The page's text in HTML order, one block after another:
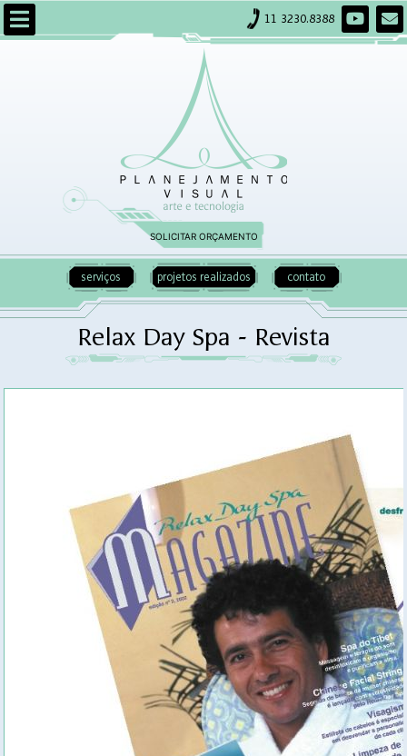
11 3230.8388
SOLICITAR ORÇAMENTO
serviços projetos realizados contato
Relax Day Spa - Revista